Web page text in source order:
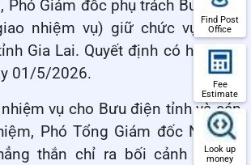
Phó Giám đốc phụ trách Bưu điện
nhiệm vụ) giữ chức vụ Giám
Gia Lai. Quyết định có hiệu lực
01/5/2026.
vụ cho Bưu điện tỉnh và cán
Phó Tổng Giám đốc Nguyễn
thắn chỉ ra bối cảnh đơn vị
Find Post
Office
Fee
Estimate
Look up
money